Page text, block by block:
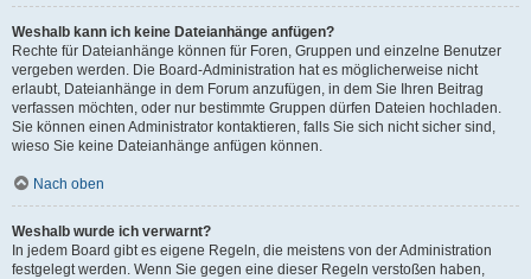
Weshalb kann ich keine Dateianhänge anfügen?
Rechte für Dateianhänge können für Foren, Gruppen und einzelne Benutzer
vergeben werden. Die Board-Administration hat es möglicherweise nicht
erlaubt, Dateianhänge in dem Forum anzufügen, in dem Sie Ihren Beitrag
verfassen möchten, oder nur bestimmte Gruppen dürfen Dateien hochladen.
Sie können einen Administrator kontaktieren, falls Sie sich nicht sicher sind,
wieso Sie keine Dateianhänge anfügen können.
Nach oben
Weshalb wurde ich verwarnt?
In jedem Board gibt es eigene Regeln, die meistens von der Administration
festgelegt werden. Wenn Sie gegen eine dieser Regeln verstoßen haben,